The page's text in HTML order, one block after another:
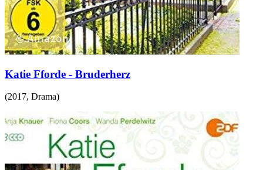
Katie Fforde - Bruderherz
(2017, Drama)